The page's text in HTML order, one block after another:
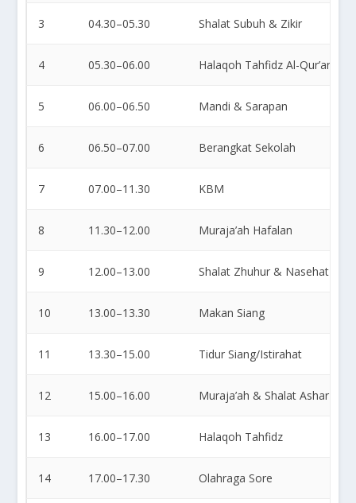
3 04.30–05.30 Shalat Subuh & Zikir
4 05.30–06.00 Halaqoh Tahfidz Al-Qur’an
5 06.00–06.50 Mandi & Sarapan
6 06.50–07.00 Berangkat Sekolah
7 07.00–11.30 KBM
8 11.30–12.00 Muraja’ah Hafalan
9 12.00–13.00 Shalat Zhuhur & Nasehat
10 13.00–13.30 Makan Siang
11 13.30–15.00 Tidur Siang/Istirahat
12 15.00–16.00 Muraja’ah & Shalat Ashar
13 16.00–17.00 Halaqoh Tahfidz
14 17.00–17.30 Olahraga Sore